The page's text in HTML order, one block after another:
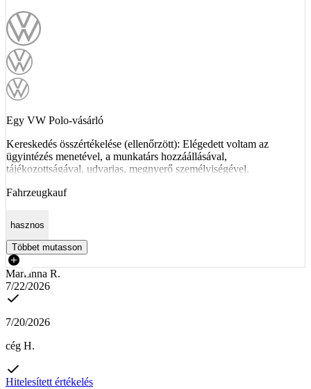
Egy VW Polo-vásárló
Kereskedés összértékelése (ellenőrzött): Elégedett voltam az
ügyintézés menetével, a munkatárs hozzáállásával,
tájékozottságával, udvarias, megnyerő személyiségével.
Fahrzeugkauf
hasznos
Többet mutasson
Marianna R.
7/22/2026
7/20/2026
cég H.
Hitelesített értékelés